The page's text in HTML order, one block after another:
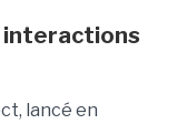
interactions
lancé en